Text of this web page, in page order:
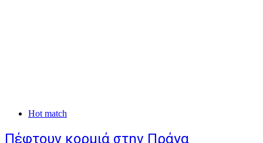
Hot match
Πέφτουν κορμιά στην Πράγα